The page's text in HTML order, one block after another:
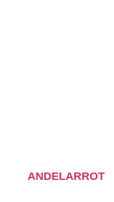
ANDELARROT